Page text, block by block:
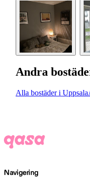
Andra
Alla bostäder i Uppsala
Navigering